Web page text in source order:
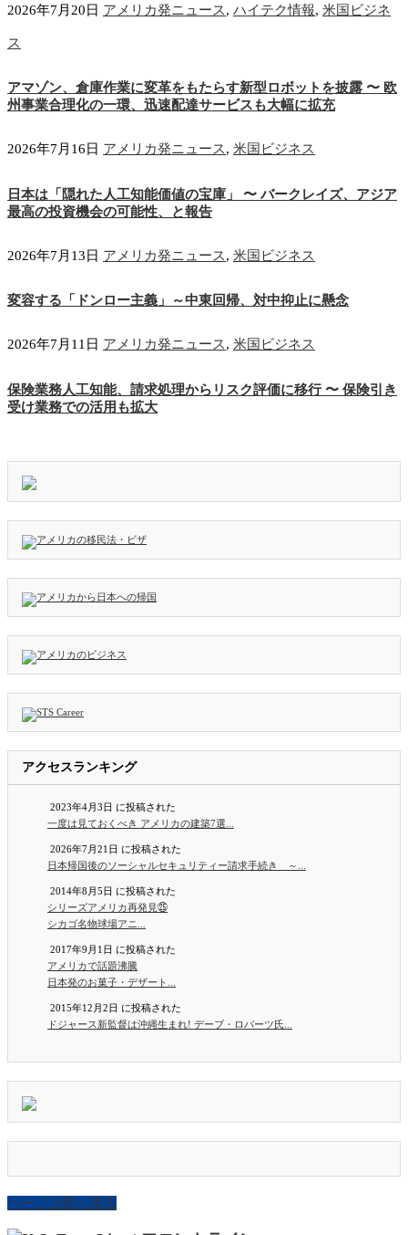
2026年7月20日 アメリカ発ニュース, ハイテク情報, 米国ビジネ
ス
アマゾン、倉庫作業に変革をもたらす新型ロボットを披露 〜 欧
州事業合理化の一環、迅速配達サービスも大幅に拡充
2026年7月16日 アメリカ発ニュース, 米国ビジネス
日本は「隠れた人工知能価値の宝庫」 〜 バークレイズ、アジア
最高の投資機会の可能性、と報告
2026年7月13日 アメリカ発ニュース, 米国ビジネス
変容する「ドンロー主義」～中東回帰、対中抑止に懸念
2026年7月11日 アメリカ発ニュース, 米国ビジネス
保険業務人工知能、請求処理からリスク評価に移行 〜 保険引き
受け業務での活用も拡大
アクセスランキング
2023年4月3日 に投稿された
一度は見ておくべき アメリカの建築7選...
2026年7月21日 に投稿された
日本帰国後のソーシャルセキュリティー請求手続き ～...
2014年8月5日 に投稿された
シリーズアメリカ再発見㉕
シカゴ名物球場アニ...
2017年9月1日 に投稿された
アメリカで話題沸騰
日本発のお菓子・デザート...
2015年12月2日 に投稿された
ドジャース新監督は沖縄生まれ! デーブ・ロバーツ氏...
ページ上部へ戻る